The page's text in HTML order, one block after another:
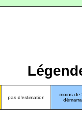
pas d'estimation
moins de